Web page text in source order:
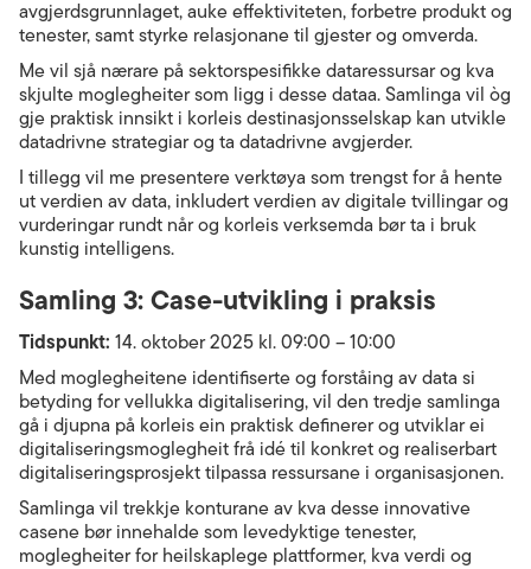
avgjerdsgrunnlaget, auke effektiviteten, forbetre produkt og
tenester, samt styrke relasjonane til gjester og omverda.
Me vil sjå nærare på sektorspesifikke dataressursar og kva
skjulte moglegheiter som ligg i desse dataa. Samlinga vil òg
gje praktisk innsikt i korleis destinasjonsselskap kan utvikle
datadrivne strategiar og ta datadrivne avgjerder.
I tillegg vil me presentere verktøya som trengst for å hente
ut verdien av data, inkludert verdien av digitale tvillingar og
vurderingar rundt når og korleis verksemda bør ta i bruk
kunstig intelligens.
Samling 3: Case-utvikling i praksis
Tidspunkt: 14. oktober 2025 kl. 09:00 – 10:00
Med moglegheitene identifiserte og forståing av data si
betyding for vellukka digitalisering, vil den tredje samlinga
gå i djupna på korleis ein praktisk definerer og utviklar ei
digitaliseringsmoglegheit frå idé til konkret og realiserbart
digitaliseringsprosjekt tilpassa ressursane i organisasjonen.
Samlinga vil trekkje konturane av kva desse innovative
casene bør innehalde som levedyktige tenester,
moglegheiter for heilskaplege plattformer, kva verdi og